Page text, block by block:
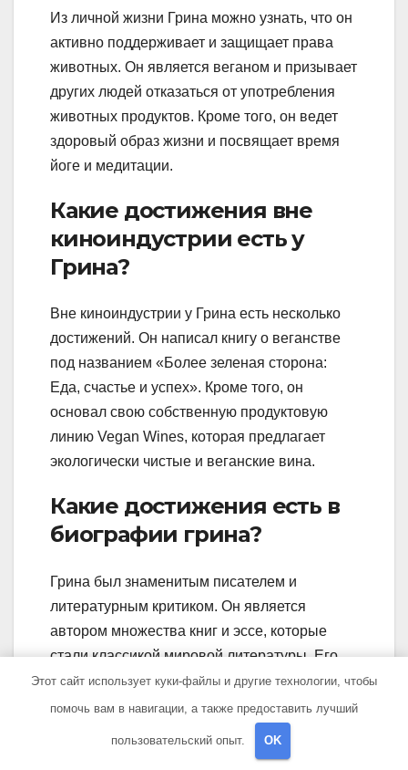
Из личной жизни Грина можно узнать, что он
активно поддерживает и защищает права
животных. Он является веганом и призывает
других людей отказаться от употребления
животных продуктов. Кроме того, он ведет
здоровый образ жизни и посвящает время
йоге и медитации.
Какие достижения вне
киноиндустрии есть у
Грина?
Вне киноиндустрии у Грина есть несколько
достижений. Он написал книгу о веганстве
под названием «Более зеленая сторона:
Еда, счастье и успех». Кроме того, он
основал свою собственную продуктовую
линию Vegan Wines, которая предлагает
экологически чистые и веганские вина.
Какие достижения есть в
биографии грина?
Грина был знаменитым писателем и
литературным критиком. Он является
автором множества книг и эссе, которые
стали классикой мировой литературы. Его
работы изучаются во многих университетах
и восторженно воспринимаются читателями
со всего мира. Он также получил ряд
престижных наград, включая Нобелевскую
Этот сайт использует куки-файлы и другие технологии, чтобы
помочь вам в навигации, а также предоставить лучший
пользовательский опыт. OK